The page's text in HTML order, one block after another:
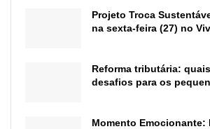
Projeto Troca
na sexta-feira (27) no
Reforma tributária:
desafios para os
Momento Emocionante: